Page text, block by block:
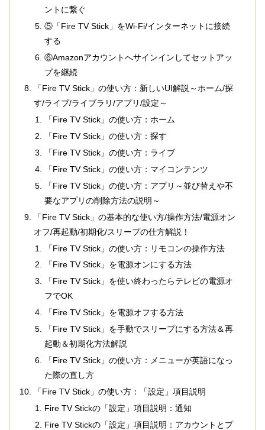
ントに繋ぐ
⑤「Fire TV Stick」をWi-Fi/インターネットに接続
する
⑥Amazonアカウントへサインインしてセットアッ
プを継続
「Fire TV Stick」の使い方：新しいUI解説～ホーム/探
す/ライブ/ライブラリ/アプリ/設定～
「Fire TV Stick」の使い方：ホーム
「Fire TV Stick」の使い方：探す
「Fire TV Stick」の使い方：ライブ
「Fire TV Stick」の使い方：マイコンテンツ
「Fire TV Stick」の使い方：アプリ～並び替えや不
要なアプリの削除方法の説明～
「Fire TV Stick」の基本的な使い方/操作方法/電源オン
オフ/再起動/初期化/スリープの仕方解説！
「Fire TV Stick」の使い方：リモコンの操作方法
「Fire TV Stick」を電源オンにする方法
「Fire TV Stick」を使い終わったらテレビの電源オ
フでOK
「Fire TV Stick」を電源オフする方法
「Fire TV Stick」を手動でスリープにする方法＆再
起動＆初期化方法解説
「Fire TV Stick」の使い方：メニューが英語になっ
た際の直し方
「Fire TV Stick」の使い方：「設定」項目説明
Fire TV Stickの「設定」項目説明：通知
Fire TV Stickの「設定」項目説明：アカウントとプ